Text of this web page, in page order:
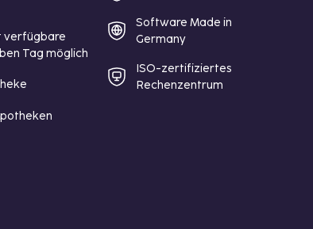
verfügbare
Tag möglich
Software Made in
Germany
ISO-zertifiziertes
Rechenzentrum